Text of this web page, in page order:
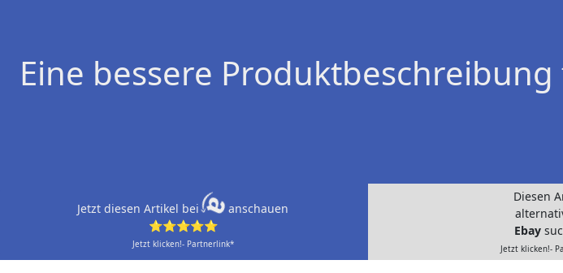
Eine bessere
Jetzt diesen Artikel bei
anschauen
⭐⭐⭐⭐⭐
Jetzt klicken!- Partnerlink*
Diesen
Ebay
Jetzt klicken!-